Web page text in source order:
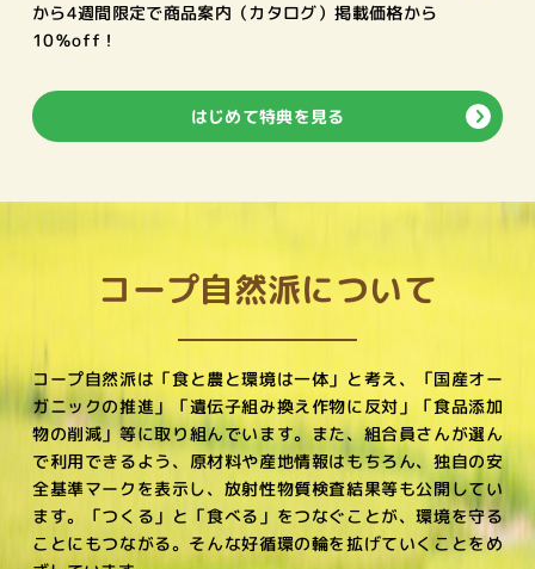
から4週間限定で商品案内（カタログ）掲載価格から
10％off！
はじめて特典を見る
コープ自然派について
コープ自然派は「食と農と環境は一体」と考え、 「国産オー
ガニックの推進」「遺伝子組み換え作物に反対」「食品添加
物の削減」等に取り組んでいます。また、組合員さんが選ん
で利用できるよう、原材料や産地情報はもちろん、独自の安
全基準マークを表示し、 放射性物質検査結果等も公開してい
ます。 「つくる」と「食べる」をつなぐことが、環境を守る
ことにもつながる。 そんな好循環の輪を拡げていくことをめ